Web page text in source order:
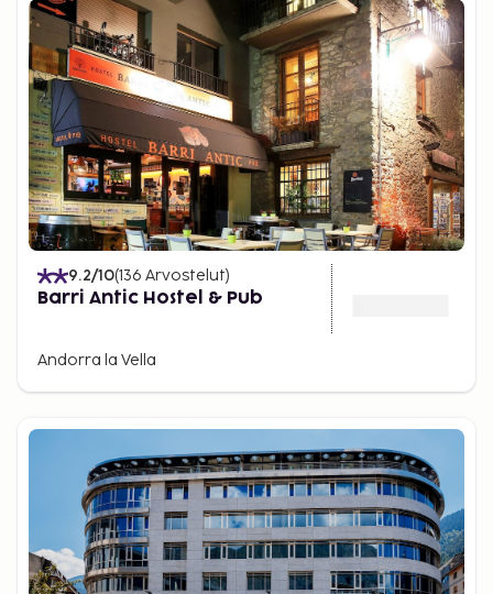
9.2/10(136 Arvostelut)
Barri Antic Hostel & Pub
Andorra la Vella